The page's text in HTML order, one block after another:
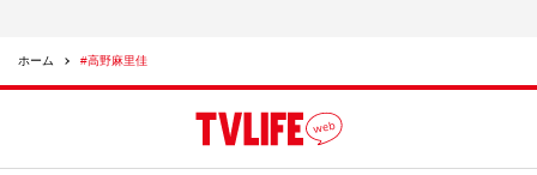
ホーム #高野麻里佳